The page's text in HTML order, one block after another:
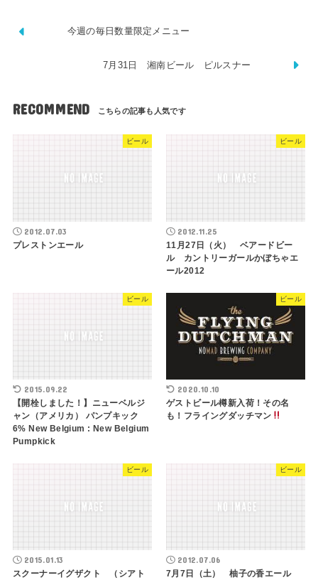
今週の毎日数量限定メニュー
7月31日 湘南ビール ピルスナー
RECOMMEND
ビール
2012.07.03
プレストンエール
ビール
2012.11.25
11月27日（火） ベアードビー
ル カントリーガールかぼちゃエ
ール2012
ビール
2015.09.22
【開栓しました！】ニューベルジ
ャン（アメリカ） パンプキック
6% New Belgium : New Belgium
Pumpkick
ビール
2020.10.10
ゲストビール樽新入荷！その名
も！フライングダッチマン
ビール
2015.01.13
スクーナーイグザクト （シアト
ビール
2012.07.06
7月7日（土） 柚子の香エール